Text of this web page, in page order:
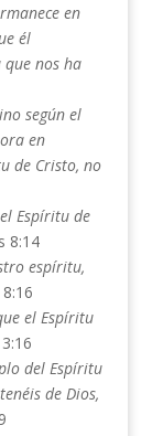
en
él
nos ha
según el
en
de Cristo, no
Espíritu de
8:14
espíritu,
el Espíritu
del Espíritu
de Dios,